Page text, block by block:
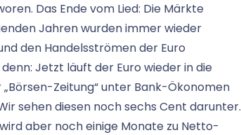
Das Ende vom Lied: Die Märkte
Jahren wurden immer wieder
den Handelsströmen der Euro
Jetzt läuft der Euro wieder in die
Zeitung“ unter Bank-Ökonomen
sehen diesen noch sechs Cent darunter.
aber noch einige Monate zu Netto-